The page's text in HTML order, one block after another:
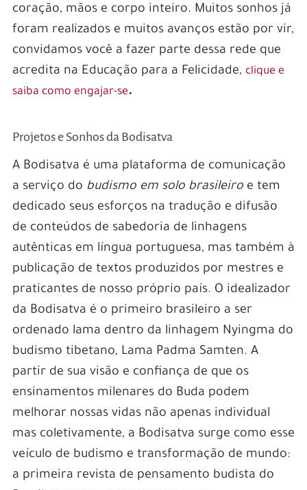
coração, mãos e corpo inteiro. Muitos sonhos já
foram realizados e muitos avanços estão por vir,
convidamos você a fazer parte dessa rede que
acredita na Educação para a Felicidade, clique e
saiba como engajar-se.
Projetos e Sonhos da Bodisatva
A Bodisatva é uma plataforma de comunicação
a serviço do budismo em solo brasileiroe tem
dedicado seus esforços na tradução e difusão
de conteúdos de sabedoria de linhagens
autênticas em língua portuguesa, mas também à
publicação de textos produzidos por mestres e
praticantes de nosso próprio país. O idealizador
da Bodisatva é o primeiro brasileiro a ser
ordenado lama dentro da linhagem Nyingma do
budismo tibetano, Lama Padma Samten. A
partir de sua visão e confiança de que os
ensinamentos milenares do Buda podem
melhorar nossas vidas não apenas individual
mas coletivamente, a Bodisatva surge como esse
veículo de budismo e transformação de mundo:
a primeira revista de pensamento budista do